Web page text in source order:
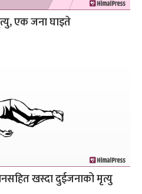
एक जना घाइते
खस्दा दुईजनाको मृत्यु